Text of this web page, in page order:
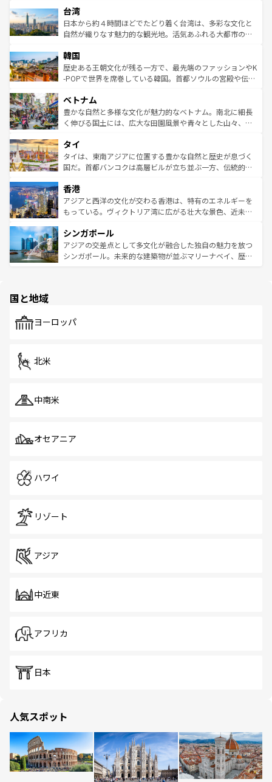
ならではの贅沢な旅のスタイルだ。 なお、新着のアメリカ
情報はコンテンツ一覧を参照してほしい。
れるおもてなしの心で訪れる人々を迎えてくれるハワイの
人々、おいしいローカルフードやハワイアンミュージッ
ク、伝統的なフラダンスなど、すべてがハワイの魅力を彩
ワイを、存分に味わってほしい。 なお、新着のハワイ情報
はコンテンツ一覧を参照してほしい。
リアリーフや大陸中央部にそびえるウルル（エアーズロッ
ク）、タスマニアの美しい原生林やケアンズの熱帯雨林な
ど、見どころがたくさん。また、カフェやワイン、オージ
いる。アクティビティも充実しており、サーフィンやダイ
ビング、ハイキングなど、アウトドア好きにはたまらな
い。オーストラリアの多彩な魅力を存分に味わいつくそ
参照してほしい。
台湾
日本から約４時間ほどでたどり着く台湾は、多彩な文化と
自然が織りなす魅力的な観光地。活気あふれる大都市の台
ン）、静ひつな山岳地帯である台湾東部など、都市の喧騒
と山間の静けさが共存しており、訪れる人に新しい発見と
驚きをもたらしてくれる。また、奥深い台湾の食文化も魅
容にもいいと評判のスイーツなど、バラエティ豊かな料理
が味わえる。 なお、新着の台湾情報は コンテンツ一覧を参
照してほしい。
韓国
歴史ある王朝文化が残る一方で、最先端のファッションやK
-POPで世界を席巻している韓国。首都ソウルの宮殿や伝統
き、地方に足を延ばせば四季折々の自然美を楽しむことが
できる。そして、キムチや焼肉、絶品のストリートフード
まで、さまざまな韓国料理が待っている。夜には、韓国な
リティに包まれながら、韓国の多彩な魅力を心ゆくまで味
わってみてほしい。 なお、新着の韓国情報はコンテンツ一
覧を参照してほしい。
ベトナム
豊かな自然と多様な文化が魅力的なベトナム。南北に細長
く伸びる国土には、広大な田園風景や青々とした山々、世
急速な発展と共に伝統が息づく。ハノイの古い町並みやホ
ーチミン市のフランス統治時代の建物も、独特の雰囲気を
醸し出している。また、バラエティの豊かさとおいしさで
とつ。フォーやバインミー、ベトナムコーヒーなどは、ぜ
ひ現地で味わいたい。どの地域を訪れてもあたたかい人々
が旅行者を迎えてくれるので、きっと忘れられない旅にな
参照してほしい。
タイ
タイは、東南アジアに位置する豊かな自然と歴史が息づく
国だ。首都バンコクは高層ビルが立ち並ぶ一方、伝統的な
の活気が交差している。北部ではチェンマイなどの山岳地
帯で自然と触れ合い、南部ではプーケットやクラビの美し
いビーチでリゾート気分を楽しむことができる。タイ料理
激する。気候は一年中温暖で、どの季節にも異なる楽しみ
が待っている。親しみやすいタイの人々、仏教を中心とし
た文化、そして多様な観光資源が、訪れる旅人を魅了し続
香港
アジアと西洋の文化が交わる香港は、特有のエネルギーを
もっている。ヴィクトリア湾に広がる壮大な景色、近未来
み、どこを訪れても感動するはず。観光スポットが密集し
ており、効率よく見どころを回れるのも魅力。息をのむよ
うな絶景から文化的な体験まで、香港を存分に楽しみ尽く
シンガポール
アジアの交差点として多文化が融合した独自の魅力を放つ
シンガポール。未来的な建築物が並ぶマリーナベイ、歴史
で、ホーカーズは地元の風情を楽しめる外せないスポット
国と地域
ヨーロッパ
北米
中南米
オセアニア
ハワイ
リゾート
アジア
中近東
アフリカ
日本
人気スポット